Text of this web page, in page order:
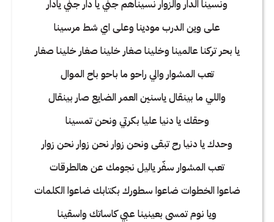
ونسينا الدار والزوار نسيناهم جني يا دار جني يادار
على وين الدرب مودينا وعلى اي شط مرسينا
يا بحر تركنا عالمينا وخلينا صغار خلينا صغار خلينا صغار
تعب المشوار والي راحو ما باحو باح الموال
واللي ما بينقال ياسنين العمر الضايع صار بينقال
وحقك يا دنيا عليا بكرتي ونحن تمسينا
وحدك يا دنيا رح تبقى ونحن زوار نحن زوار نحن زوار
تعب المشوار سفّر ياليل نجومك عن هالطرقات
ضاعوا الخطوات ضاعوا سطورك بكتابك ضاعوا الكلمات
ويا نوم تمسى بعينينا عبي كاساتك واسقينا